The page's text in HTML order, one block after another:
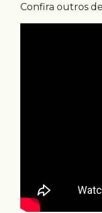
Confira outros